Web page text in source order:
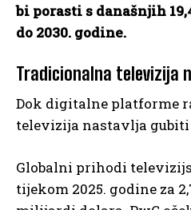
bi porasti s današnjih
do 2030. godine.
Tradicionalna televizija
Dok digitalne platforme
televizija nastavlja
Globalni prihodi
tijekom 2025. godine za